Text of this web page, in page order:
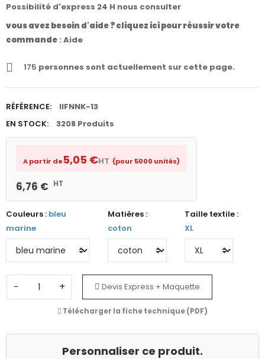
Possibilité d'express 24 H nous consulter
vous avez besoin d'aide ? cliquez ici pour réussir votre
commande : Aide
175 personnes sont actuellement sur cette page.
RÉFÉRENCE:
IIFNNK-13
EN STOCK:
3208 Produits
A partir de5,05 €HT (pour 5000 unités)
6,76 € HT
Couleurs : bleu
marine
Matières :
coton
Taille textile :
XL
− + Devis Express + Maquette
Télécharger la fiche technique (PDF)
Personnaliser ce produit.